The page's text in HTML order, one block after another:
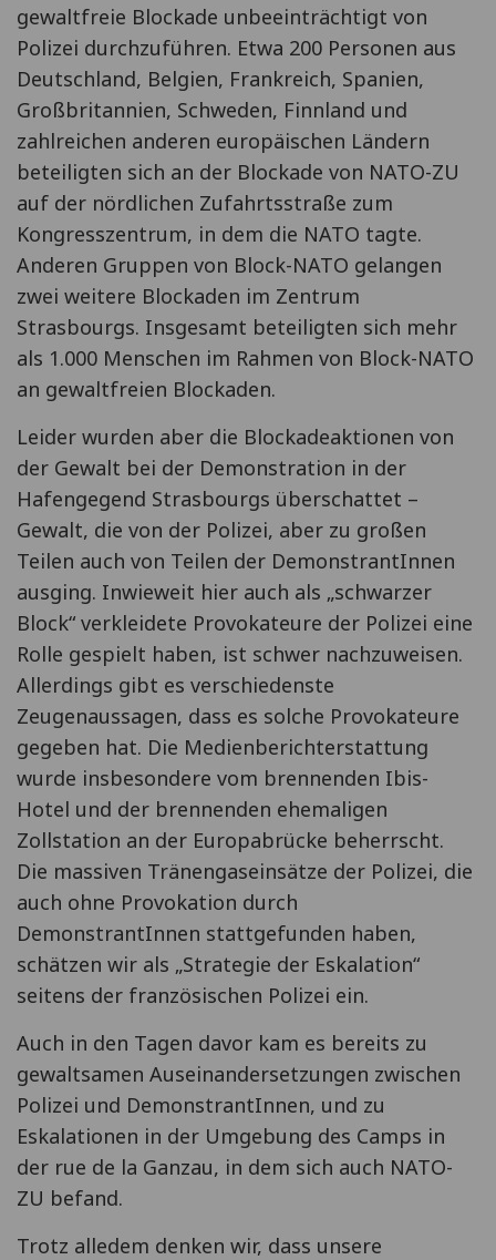
gewaltfreie Blockade unbeeinträchtigt von
Polizei durchzuführen. Etwa 200 Personen aus
Deutschland, Belgien, Frankreich, Spanien,
Großbritannien, Schweden, Finnland und
zahlreichen anderen europäischen Ländern
beteiligten sich an der Blockade von NATO-ZU
auf der nördlichen Zufahrtsstraße zum
Kongresszentrum, in dem die NATO tagte.
Anderen Gruppen von Block-NATO gelangen
zwei weitere Blockaden im Zentrum
Strasbourgs. Insgesamt beteiligten sich mehr
als 1.000 Menschen im Rahmen von Block-NATO
an gewaltfreien Blockaden.
Leider wurden aber die Blockadeaktionen von
der Gewalt bei der Demonstration in der
Hafengegend Strasbourgs überschattet –
Gewalt, die von der Polizei, aber zu großen
Teilen auch von Teilen der DemonstrantInnen
ausging. Inwieweit hier auch als „schwarzer
Block“ verkleidete Provokateure der Polizei eine
Rolle gespielt haben, ist schwer nachzuweisen.
Allerdings gibt es verschiedenste
Zeugenaussagen, dass es solche Provokateure
gegeben hat. Die Medienberichterstattung
wurde insbesondere vom brennenden Ibis-
Hotel und der brennenden ehemaligen
Zollstation an der Europabrücke beherrscht.
Die massiven Tränengaseinsätze der Polizei, die
auch ohne Provokation durch
DemonstrantInnen stattgefunden haben,
schätzen wir als „Strategie der Eskalation“
seitens der französischen Polizei ein.
Auch in den Tagen davor kam es bereits zu
gewaltsamen Auseinandersetzungen zwischen
Polizei und DemonstrantInnen, und zu
Eskalationen in der Umgebung des Camps in
der rue de la Ganzau, in dem sich auch NATO-
ZU befand.
Trotz alledem denken wir, dass unsere